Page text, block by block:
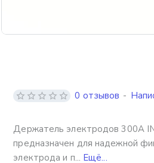
Держатель электродов 300А
предназначен для надежной
электрода и п... Ещё...
0 отзывов -